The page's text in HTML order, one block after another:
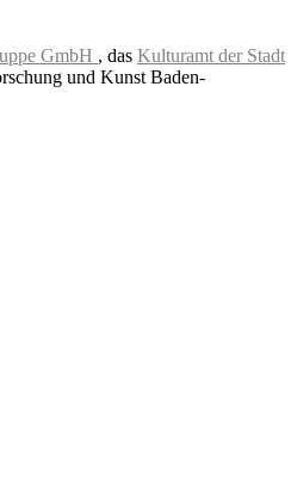
GmbH , das Kulturamt der Stadt
und Kunst Baden-